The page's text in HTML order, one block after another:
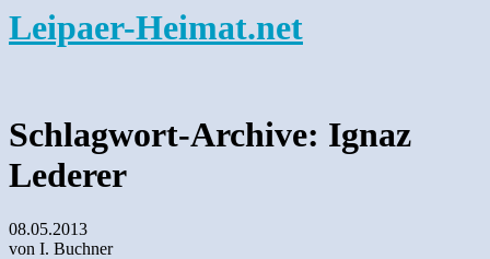
Leipaer-Heimat.net
Schlagwort-Archive: Ignaz
Lederer
08.05.2013
von I. Buchner